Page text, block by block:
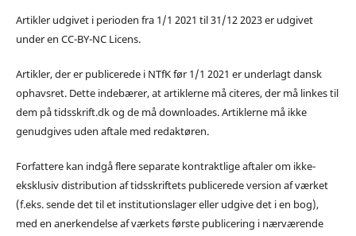
Artikler udgivet i perioden fra 1/1 2021 til 31/12 2023 er udgivet
under en CC-BY-NC Licens.
Artikler, der er publicerede i NTfK før 1/1 2021 er underlagt dansk
ophavsret. Dette indebærer, at artiklerne må citeres, der må linkes til
dem på tidsskrift.dk og de må downloades. Artiklerne må ikke
genudgives uden aftale med redaktøren.
Forfattere kan indgå flere separate kontraktlige aftaler om ikke-
eksklusiv distribution af tidsskriftets publicerede version af værket
(f.eks. sende det til et institutionslager eller udgive det i en bog),
med en anerkendelse af værkets første publicering i nærværende